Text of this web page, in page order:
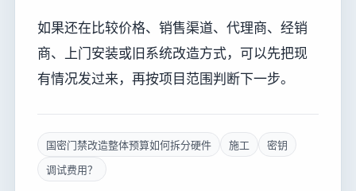
如果还在比较价格、销售渠道、代理商、经销
商、上门安装或旧系统改造方式，可以先把现
有情况发过来，再按项目范围判断下一步。
国密门禁改造整体预算如何拆分硬件 施工
密钥
调试费用？